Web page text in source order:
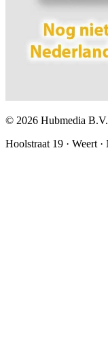
© 2026 Hubmedia
Hoolstraat 19 · Weert ·